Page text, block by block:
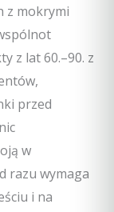
z mokrymi
z lat 60.–90. z
przed
w
razu wymaga
i na